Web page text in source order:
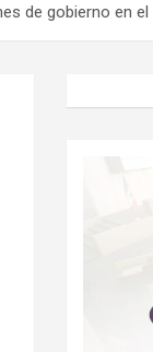
de gobierno en